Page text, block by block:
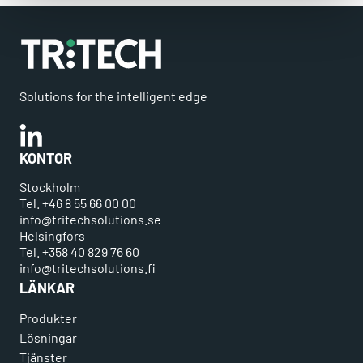
Solutions for the intelligent edge
Linkedin
KONTOR
Stockholm
Tel. +46 8 55 66 00 00
info@tritechsolutions.se
Helsingfors
Tel. +358 40 829 76 60
info@tritechsolutions.fi
LÄNKAR
Produkter
Lösningar
Tjänster